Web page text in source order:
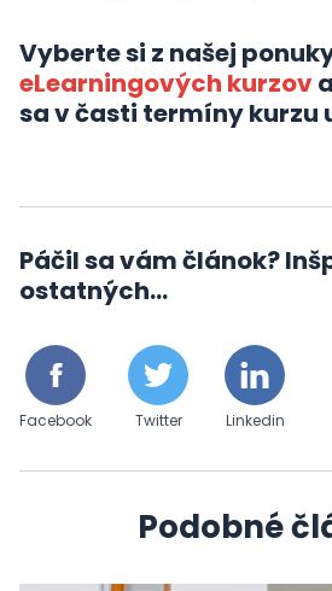
Vyberte si z našej
eLearningových kurzov
sa v časti termíny kurzu
Páčil sa vám článok?
ostatných...
Facebook Twitter Linkedin
Podobné